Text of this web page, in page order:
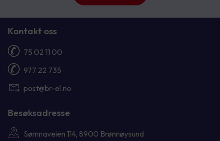
Kontakt oss
75 02 11 00
977 22 735
post@br-el.no
Besøksadresse
Sømnaveien 114, 8900 Brønnøysund